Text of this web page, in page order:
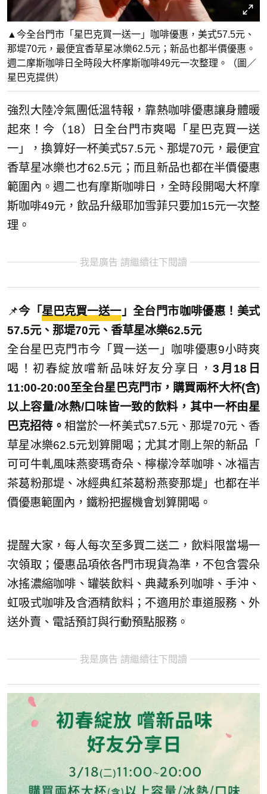
▲今全台門市「星巴克買一送一」咖啡優惠，美式57.5元、
那堤70元，最便宜香草星冰樂62.5元；新品也都半價優惠。
週二摩斯咖啡日全時段大杯摩斯咖啡49元一次整理。（圖／
星巴克提供）
強烈大陸冷氣團低溫特報，靠熱咖啡優惠讓身體暖
起來！今（18）日全台門市爽喝「星巴克買一送
一」，換算好一杯美式57.5元、那堤70元，最便宜
香草星冰樂也才62.5元；而且新品也都在半價優惠
範圍內。週二也有摩斯咖啡日，全時段開喝大杯摩
斯咖啡49元，飲品升級耶加雪菲只要加15元一次整
理。
我是廣告 請繼續往下閱讀
📌今「 星巴克買一送一」全台門市咖啡優惠！美式
57.5元、那堤70元、香草星冰樂62.5元
全台星巴克門市今「買一送一」咖啡優惠9小時爽
喝！初春綻放嚐新品味好友分享日，3月18日
11:00-20:00至全台星巴克門市，購買兩杯大杯(含)
以上容量/冰熱/口味皆一致的飲料，其中一杯由星
巴克招待。 相當於一杯美式57.5元、那堤70元、香
草星冰樂62.5元划算開喝；尤其才剛上架的新品「
可可牛軋風味燕麥瑪奇朵、檸檬冷萃咖啡、冰福吉
茶葛粉那堤、冰經典紅茶葛粉燕麥那堤」也都在半
價優惠範圍內，鐵粉把握機會划算開喝。
提醒大家，每人每次至多買二送二，飲料限當場一
次領取；優惠品項依各門市現貨為準，不包含雲朵
冰搖濃縮咖啡、罐裝飲料、典藏系列咖啡、手沖、
虹吸式咖啡及含酒精飲料；不適用於車道服務、外
送外賣、電話預訂與行動預點服務。
我是廣告 請繼續往下閱讀